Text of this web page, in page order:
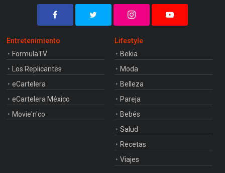
Entretenimiento
FormulaTV
Los Replicantes
eCartelera
eCartelera México
Movie'n'co
Lifestyle
Bekia
Moda
Belleza
Pareja
Bebés
Salud
Recetas
Viajes